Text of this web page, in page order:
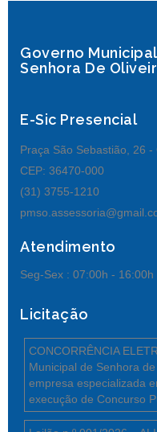
Governo Municipal
Senhora De
E-Sic Presencial
Praça São Sebastião, 26 -
CEP: 36470-000
(31) 3755-1210
Atendimento
Seg-Sex : 07:00h - 16:00h
Licitação
CONCORRÊNCIA
Municipal de Senhora
empresa especializada
execução de Concurso